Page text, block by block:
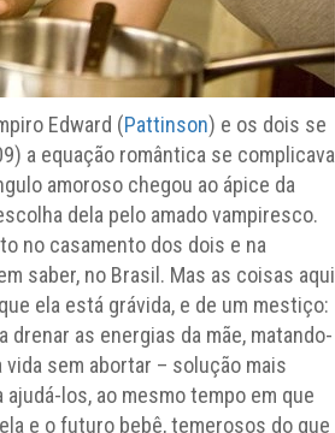
Edward (Pattinson) e os dois se
a equação romântica se complicava
amoroso chegou ao ápice da
dela pelo amado vampiresco.
no casamento dos dois e na
saber, no Brasil. Mas as coisas aqui
ela está grávida, e de um mestiço:
drenar as energias da mãe, matando-
sem abortar – solução mais
los, ao mesmo tempo em que
e o futuro bebê, temerosos do que